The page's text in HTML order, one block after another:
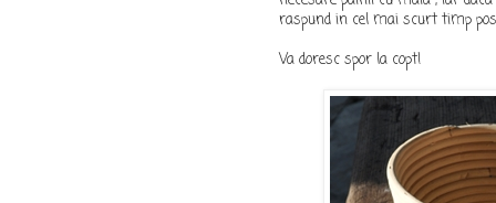
raspund in cel mai scurt timp
Va doresc spor la copt!